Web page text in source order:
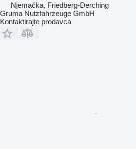
Njemačka, Friedberg-Derching
Gruma Nutzfahrzeuge GmbH
Kontaktirajte prodavca